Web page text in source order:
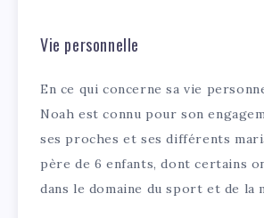
Vie personnelle
En ce qui concerne sa vie
Noah est connu pour son
ses proches et ses différents
père de 6 enfants, dont certains
dans le domaine du sport et de la